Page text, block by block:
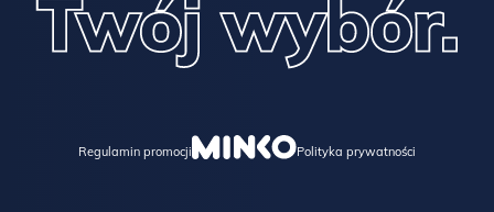
Regulamin promocji Polityka prywatności